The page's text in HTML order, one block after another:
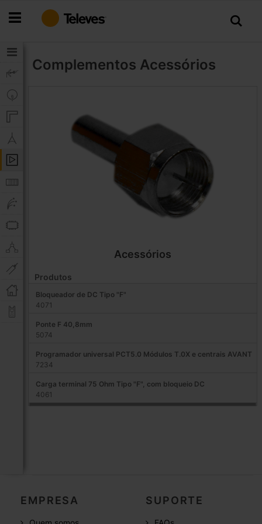
para
Complementos Acessórios
Acessórios
Produtos
Bloqueador de DC Tipo "F"
4071
Ponte F 40,8mm
5074
Programador universal PCT5.0 Módulos T.0X e centrais AVANT
7234
Carga terminal 75 Ohm Tipo "F", com bloqueio DC
4061
EMPRESA SUPORTE